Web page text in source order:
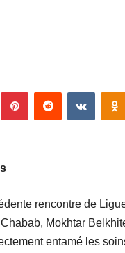
PinterestReddit
rencontre de
Mokhtar
entamé les